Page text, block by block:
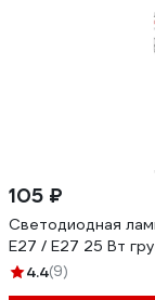
105 ₽
Светодиодная
Е27 / E27 25 Вт
4.4(9)